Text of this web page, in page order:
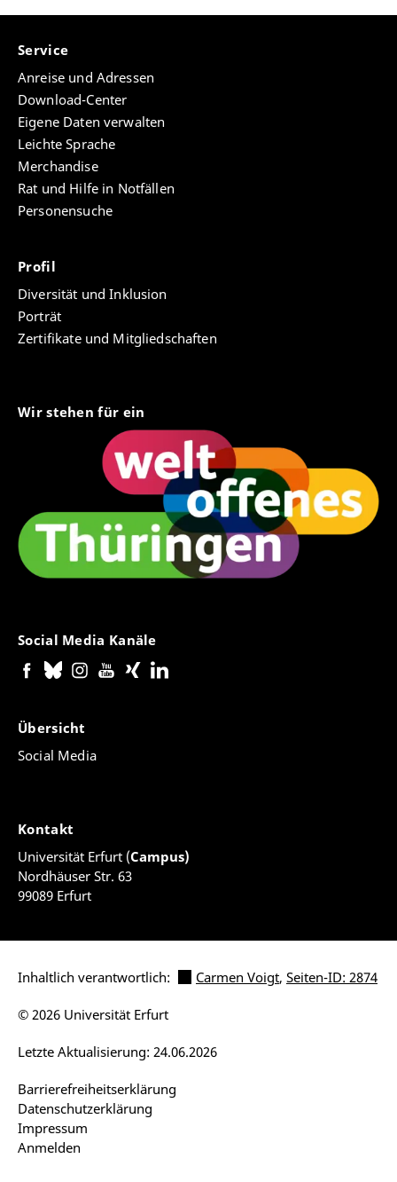
Service
Anreise und Adressen
Download-Center
Eigene Daten verwalten
Leichte Sprache
Merchandise
Rat und Hilfe in Notfällen
Personensuche
Profil
Diversität und Inklusion
Porträt
Zertifikate und Mitgliedschaften
Wir stehen für ein
Social Media Kanäle
Übersicht
Social Media
Kontakt
Universität Erfurt (Campus)
Nordhäuser Str. 63
99089 Erfurt
Inhaltlich verantwortlich: Carmen Voigt, Seiten-ID: 2874
Barrierefreiheitserklärung
Datenschutzerklärung
Impressum
Anmelden
Letzte Aktualisierung: 24.06.2026
© 2026 Universität Erfurt